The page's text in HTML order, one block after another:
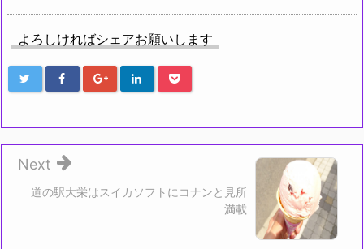
よろしければシェアお願いします
道の駅大栄はスイカソフトにコナンと見所
満載
Next